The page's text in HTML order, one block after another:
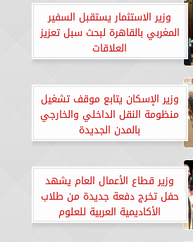
وزير الاستثمار يستقبل السفير
المغربي بالقاهرة لبحث سبل تعزيز
العلاقات
وزير الإسكان يتابع موقف تشغيل
منظومة النقل الداخلي والخارجي
بالمدن الجديدة
وزير قطاع الأعمال العام يشهد
حفل تخرج دفعة جديدة من طلاب
الأكاديمية العربية للعلوم
والتكنولوجيا والنقل البحري